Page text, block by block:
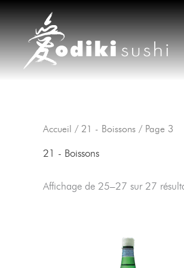
contenu
Accueil / 21 - Boissons / Page 3
21 - Boissons
Affichage de 25–27 sur 27